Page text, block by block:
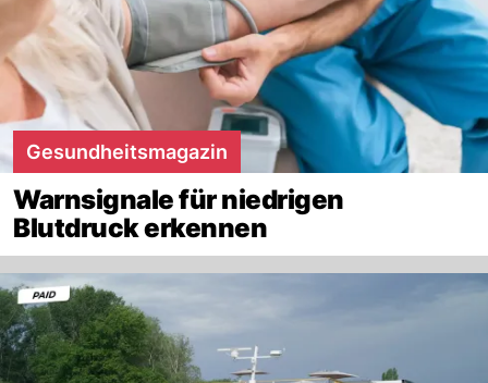
Gesundheitsmagazin
Warnsignale für niedrigen
Blutdruck erkennen